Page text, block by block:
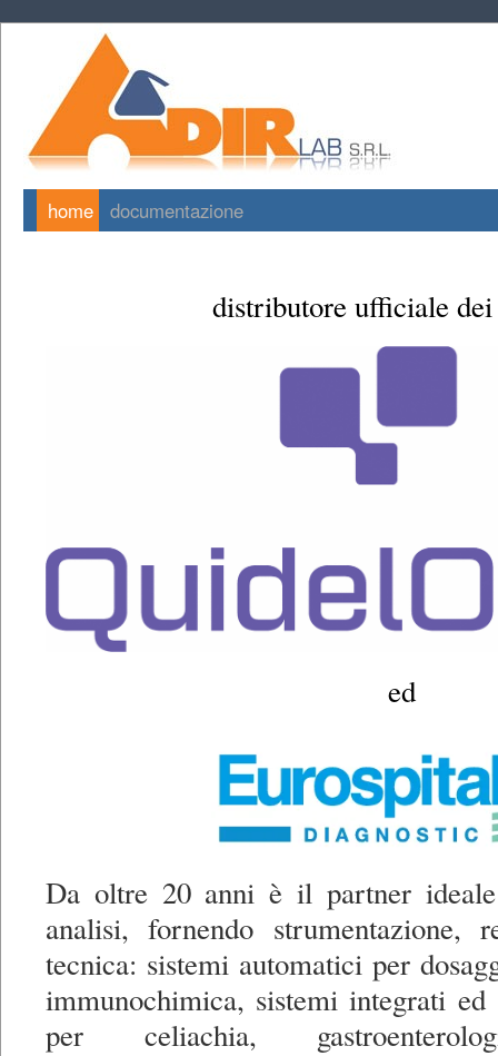
home documentazione
distributore ufficiale
ed
Da oltre 20 anni è il partner
analisi, fornendo strumentazione,
tecnica: sistemi automatici per
immunochimica, sistemi integrati ed
per celiachia,